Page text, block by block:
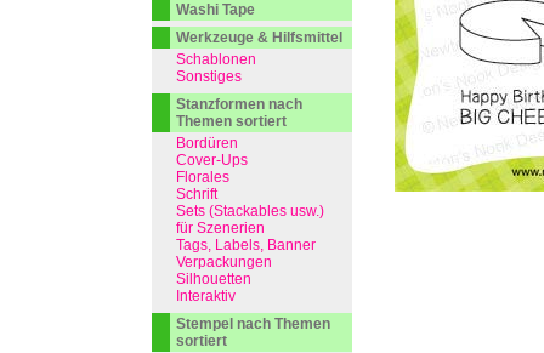
Washi Tape
Werkzeuge & Hilfsmittel
Schablonen
Sonstiges
Stanzformen nach
Themen sortiert
Bordüren
Cover-Ups
Florales
Schrift
Sets (Stackables usw.)
für Szenerien
Tags, Labels, Banner
Verpackungen
Silhouetten
Interaktiv
Stempel nach Themen
sortiert